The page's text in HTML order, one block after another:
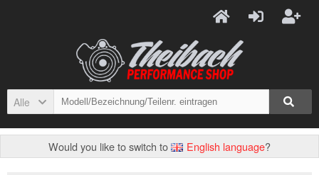
Alle
Would you like to switch to English language?